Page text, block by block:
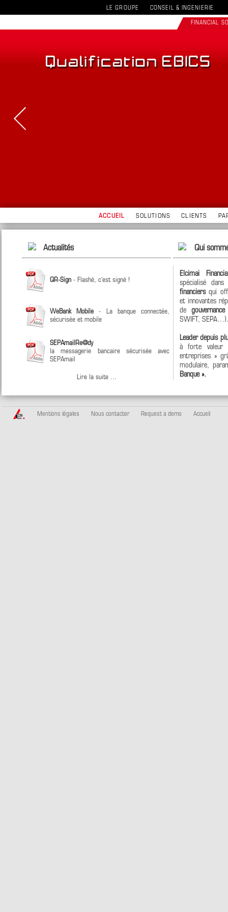
LE GROUPE CONSEIL & INGENIERIE
FINANCIAL
ACCUEIL SOLUTIONS CLIENTS
Actualités
QR-Sign - Flashé, c'est signé !
WeBank Mobile- La banque connectée,
sécurisée et mobile
SEPAmailRe@dy
la messagerie bancaire sécurisée avec
SEPAmail
Lire la suite ...
Qui
Elcimai
spécialisé
financiersqui
et innovantes
de
SWIFT, SEPA…).
Leader depuis
à forte valeur
entreprises »
modulaire,
Banque ».
Mentions légales Nous contacter Request a demo Accueil